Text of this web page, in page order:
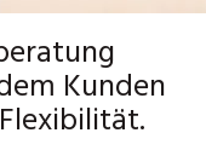
Kunden